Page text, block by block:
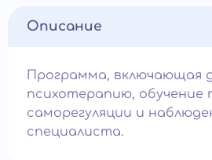
Описание
Программа, включающая
психотерапию, обучение
саморегуляции и
специалиста.